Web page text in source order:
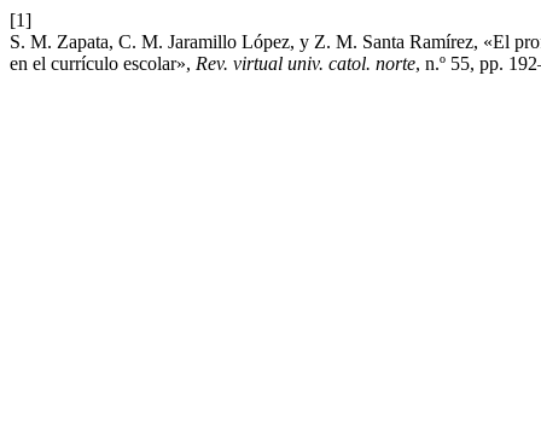
[1]
S. M. Zapata, C. M. Jaramillo López, y Z. M. Santa Ramírez, «El
en el currículo escolar», Rev. virtual univ. catol. norte, n.º 55, pp.